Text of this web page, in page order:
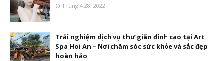
Tháng 4 28, 2022
Trải nghiệm dịch vụ thư giãn đỉnh cao tại Art
Spa Hoi An – Nơi chăm sóc sức khỏe và sắc đẹp
hoàn hảo